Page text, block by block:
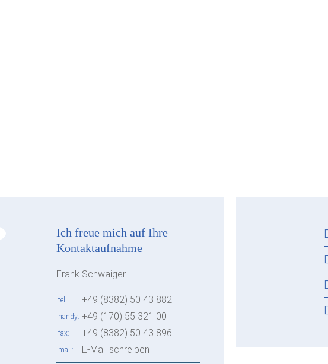
Ich freue mich auf Ihre
Kontaktaufnahme
Frank Schwaiger
tel +49 (8382) 50 43 882
handy +49 (170) 55 321 00
fax +49 (8382) 50 43 896
mail E-Mail schreiben